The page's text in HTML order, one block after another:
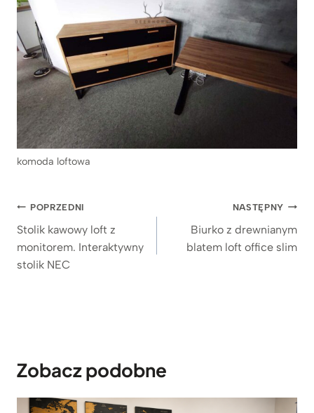
komoda loftowa
Nawigacja
wpisu
POPRZEDNI
Stolik kawowy loft z
monitorem. Interaktywny
stolik NEC
NASTĘPNY
Biurko z drewnianym
blatem loft office slim
Zobacz podobne